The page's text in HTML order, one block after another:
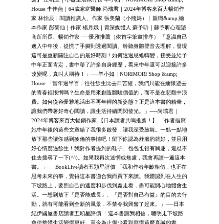
House 李佳燕｜64歲家庭醫師 尚瑞君｜2024年博客來百大暢銷作
家 林怡辰｜閱讀推廣人、作家 張美蘭（小熊媽）｜親職&amp;繪
本作家 彭菊仙｜作家 楊月娥｜資深媒體人 蘇予昕｜蘇予昕心理諮
商所所長、暢銷作家 ──優雅推薦（依首字筆畫排序） 「意識自己
邁入中年後，從慌了手腳到透過閱讀、聆聽身體聲音去理解，發現
這可是重新關注自己的最好時刻！如何透過思維轉變，接受並給予
中年正面肯定，書中舉了許多自身經歷，看來中年還可以迎接許多
改變呢，真叫人期待！」──羊小如｜NORIMORI Shop &amp;
House 「當年過半百，往往餘生比去日苦短，我們只能在緬懷逝去
的青春裡悵惘嗎？生命是用來創造體驗價值的，而不是在悲觀中浪
費。如何從容優雅地活出不再年輕的新姿態？正是這本書的精華，
讓我們帶著好奇心閱讀，讓生活持續閃閃發光。」──尚瑞君｜
2024年博客來百大暢銷作家 【日本讀者共鳴推薦！】 「作者描寫
她中年後的這些文章給了我很多啟發，讓我深受鼓舞。一點一點地
放下那些讓你感到疲倦的事情吧！留下你認為舒服的就好，並且用
好心情度過餘生！我對作者提到的鞋子、包包也很有興趣，還忍不
住去搜尋了一下(^^)。如果我再次迷惘或焦慮，我會再讀一遍這本
書。」──BookLive讀者五顆星評價 「我和作者年齡相仿，也正在
思考未來的事，覺得這本書適合我而買下來讀。我體認到在人生的
下坡路上，要照自己的速度和步伐到處走看，盡可能開心地體會生
活。一想到放下『是否能成長』、『是否對自己有益』的目的去行
動，就有可能看到全新的風景，不禁令我興奮了起來。」──日本
紀伊國屋書店讀者五顆星評價 「這本書讓我相信，聰明走下坡路
會使整體生活變得更好。至今為止很少看到寫得這麼真誠的書。」